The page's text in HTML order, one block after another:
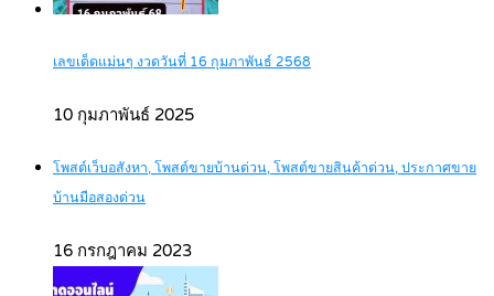
เลขเด็ดแม่นๆ งวดวันที่ 16 กุมภาพันธ์ 2568
10 กุมภาพันธ์ 2025
โพสต์เว็บอสังหา, โพสต์ขายบ้านด่วน, โพสต์ขายสินค้าด่วน, ประกาศขาย
บ้านมือสองด่วน
16 กรกฎาคม 2023